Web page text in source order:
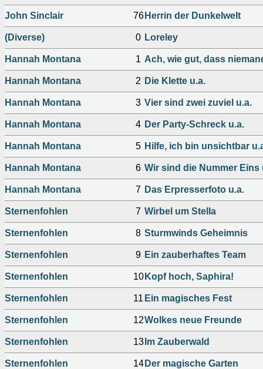
John Sinclair 76 Herrin der Dunkelwelt
(Diverse) 0 Loreley
Hannah Montana 1 Ach, wie gut, dass
Hannah Montana 2 Die Klette u.a.
Hannah Montana 3 Vier sind zwei zuviel u.a.
Hannah Montana 4 Der Party-Schreck u.a.
Hannah Montana 5 Hilfe, ich bin unsichtbar
Hannah Montana 6 Wir sind die Nummer Eins
Hannah Montana 7 Das Erpresserfoto u.a.
Sternenfohlen 7 Wirbel um Stella
Sternenfohlen 8 Sturmwinds Geheimnis
Sternenfohlen 9 Ein zauberhaftes Team
Sternenfohlen 10 Kopf hoch, Saphira!
Sternenfohlen 11 Ein magisches Fest
Sternenfohlen 12Wolkes neue Freunde
Sternenfohlen 13 Im Zauberwald
Sternenfohlen 14 Der magische Garten